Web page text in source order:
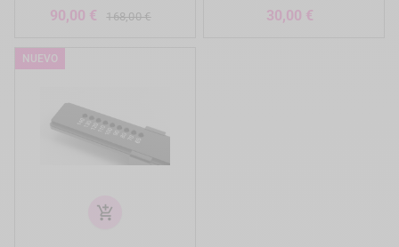
90,00 € 168,00 € 30,00 €
add_shopping_cart
NUEVO